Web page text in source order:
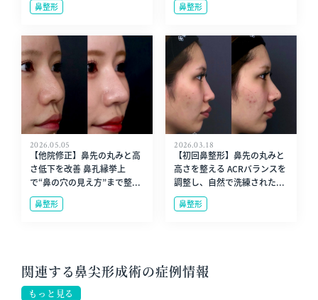
鼻整形 鼻整形
2026.05.05
【他院修正】鼻先の丸みと高
さ低下を改善 鼻孔縁挙上
で“鼻の穴の見え方”まで整...
鼻整形
2026.03.18
【初回鼻整形】鼻先の丸みと
高さを整える ACRバランスを
調整し、自然で洗練された...
鼻整形
関連する鼻尖形成術の症例情報
もっと見る